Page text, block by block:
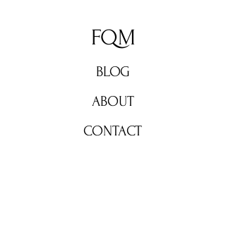
FQM
BLOG
ABOUT
CONTACT